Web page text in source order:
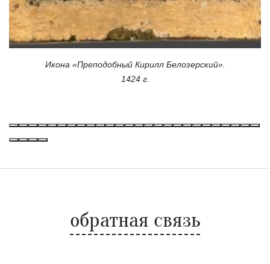
Икона «Преподобный Кирилл Белозерский».
1424 г.
обратная связь